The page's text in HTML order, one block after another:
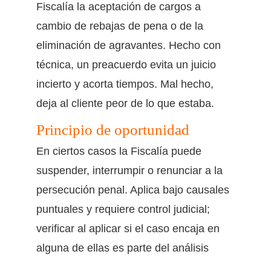
Fiscalía la aceptación de cargos a
cambio de rebajas de pena o de la
eliminación de agravantes. Hecho con
técnica, un preacuerdo evita un juicio
incierto y acorta tiempos. Mal hecho,
deja al cliente peor de lo que estaba.
Principio de oportunidad
En ciertos casos la Fiscalía puede
suspender, interrumpir o renunciar a la
persecución penal. Aplica bajo causales
puntuales y requiere control judicial;
verificar al aplicar si el caso encaja en
alguna de ellas es parte del análisis